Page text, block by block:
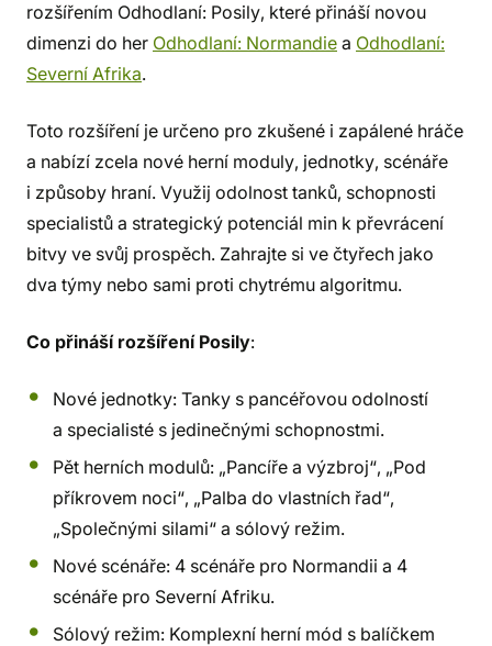
rozšířením Odhodlaní: Posily, které přináší novou
dimenzi do her Odhodlaní: Normandie a Odhodlaní:
Severní Afrika.
Toto rozšíření je určeno pro zkušené i zapálené hráče
a nabízí zcela nové herní moduly, jednotky, scénáře
i způsoby hraní. Využij odolnost tanků, schopnosti
specialistů a strategický potenciál min k převrácení
bitvy ve svůj prospěch. Zahrajte si ve čtyřech jako
dva týmy nebo sami proti chytrému algoritmu.
Co přináší rozšíření Posily:
Nové jednotky: Tanky s pancéřovou odolností
a specialisté s jedinečnými schopnostmi.
Pět herních modulů: „Pancíře a výzbroj“, „Pod
příkrovem noci“, „Palba do vlastních řad“,
„Společnými silami“ a sólový režim.
Nové scénáře: 4 scénáře pro Normandii a 4
scénáře pro Severní Afriku.
Sólový režim: Komplexní herní mód s balíčkem